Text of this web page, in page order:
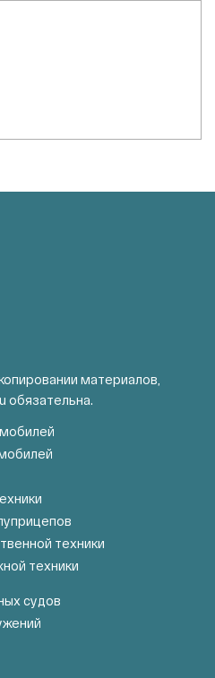
материалов,
обязательна.
техники
техники
судов